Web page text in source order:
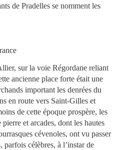
de Pradelles se nomment les
sur la voie Régordane reliant
ancienne place forte était une
important les denrées du
en route vers Saint-Gilles et
de cette époque prospère, les
et arcades, dont les hautes
cévenoles, ont vu passer
parfois célèbres, à l’instar de